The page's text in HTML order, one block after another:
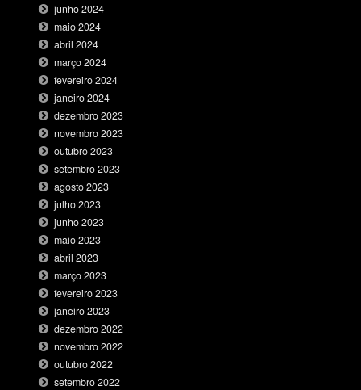
junho 2024
maio 2024
abril 2024
março 2024
fevereiro 2024
janeiro 2024
dezembro 2023
novembro 2023
outubro 2023
setembro 2023
agosto 2023
julho 2023
junho 2023
maio 2023
abril 2023
março 2023
fevereiro 2023
janeiro 2023
dezembro 2022
novembro 2022
outubro 2022
setembro 2022